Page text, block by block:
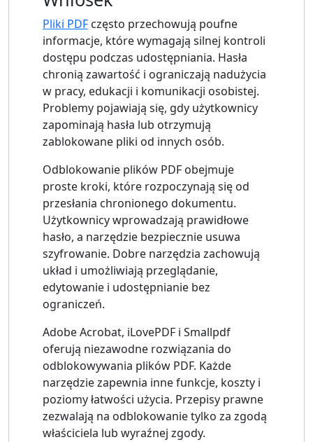
Pliki PDF często przechowują poufne
informacje, które wymagają silnej kontroli
dostępu podczas udostępniania. Hasła
chronią zawartość i ograniczają nadużycia
w pracy, edukacji i komunikacji osobistej.
Problemy pojawiają się, gdy użytkownicy
zapominają hasła lub otrzymują
zablokowane pliki od innych osób.
Odblokowanie plików PDF obejmuje
proste kroki, które rozpoczynają się od
przesłania chronionego dokumentu.
Użytkownicy wprowadzają prawidłowe
hasło, a narzędzie bezpiecznie usuwa
szyfrowanie. Dobre narzędzia zachowują
układ i umożliwiają przeglądanie,
edytowanie i udostępnianie bez
ograniczeń.
Adobe Acrobat, iLovePDF i Smallpdf
oferują niezawodne rozwiązania do
odblokowywania plików PDF. Każde
narzędzie zapewnia inne funkcje, koszty i
poziomy łatwości użycia. Przepisy prawne
zezwalają na odblokowanie tylko za zgodą
właściciela lub wyraźnej zgody.